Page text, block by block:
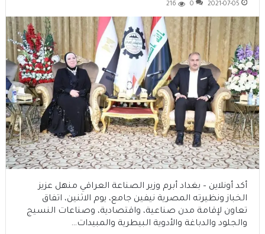
2021-07-05
0
216
أكد أونلاين – بغداد أبرم وزير الصناعة العراقي منهل عزيز
الخباز ونظيرته المصرية نيفين جامع، يوم الاثنين، اتفاق
تعاون لإقامة مدن صناعية، واقتصادية، وصناعات النسيج
والجلود والدباغة والأدوية البيطرية والمبيدات…